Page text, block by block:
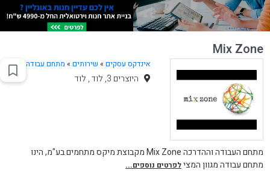
Mix Zone
אינדקס עסקים » שירותים» מתחם עבודה
היוצרים 3, לוד , לוד
מתחם העבודה וההדרכה Mix Zone מקבוצת מיקס מתחמים בע"מ, הינו
מתחם עבודה מגוון המצילפרטים נוספים...